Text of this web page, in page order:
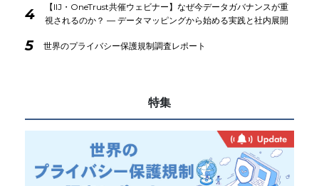
4
【IIJ・OneTrust共催ウェビナー】なぜ今データガバナンスが重
視されるのか？ ― データマッピングから始める実践と社内展開
5 世界のプライバシー保護規制調査レポート
特集